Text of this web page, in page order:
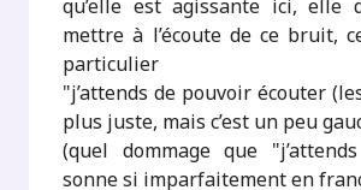
qu’elle est agissante ici, elle
mettre à l’écoute de ce bruit,
particulier
"j’attends de pouvoir écouter
plus juste, mais c’est un peu
(quel dommage que "j’attends
sonne si imparfaitement en